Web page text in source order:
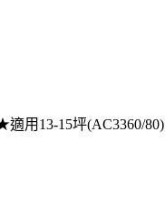
用13-15坪(AC3360/80)